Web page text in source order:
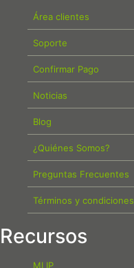
Área clientes
Soporte
Confirmar Pago
Noticias
Blog
¿Quiénes Somos?
Preguntas Frecuentes
Términos y condiciones
Recursos
MI IP